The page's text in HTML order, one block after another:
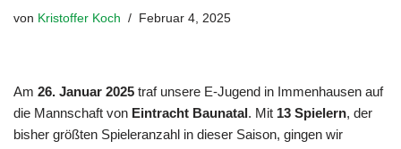
von Kristoffer Koch Februar 4, 2025
Am 26. Januar 2025 traf unsere E-Jugend in Immenhausen auf
die Mannschaft von Eintracht Baunatal. Mit 13 Spielern, der
bisher größten Spieleranzahl in dieser Saison, gingen wir